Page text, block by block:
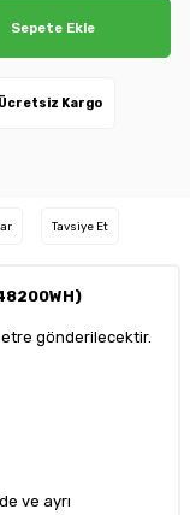
Sepete Ekle
Kargo
Tavsiye Et
gönderilecektir.
ve ayrı